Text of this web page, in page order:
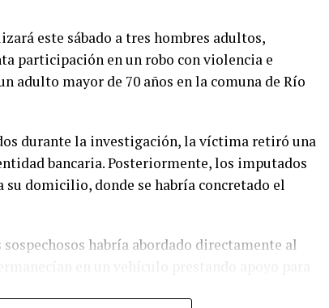
este sábado a tres hombres adultos,
participación en un robo con violencia e
adulto mayor de 70 años en la comuna de Río
durante la investigación, la víctima retiró una
bancaria. Posteriormente, los imputados
domicilio, donde se habría concretado el
habría abordado directamente al